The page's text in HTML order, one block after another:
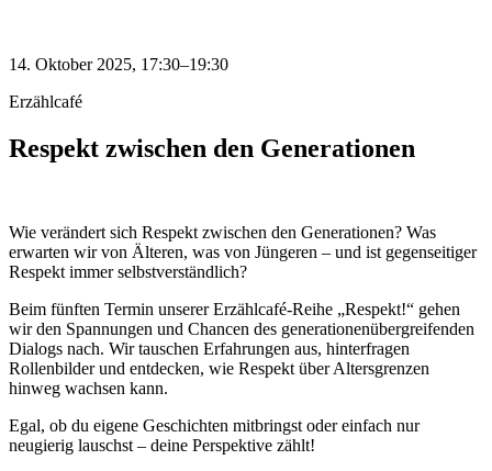
14. Oktober 2025, 17:30–19:30
Erzählcafé
Respekt zwischen den Generationen
Wie verändert sich Respekt zwischen den Generationen? Was
erwarten wir von Älteren, was von Jüngeren – und ist gegenseitiger
Respekt immer selbstverständlich?
Beim fünften Termin unserer Erzählcafé-Reihe „Respekt!“ gehen
wir den Spannungen und Chancen des generationenübergreifenden
Dialogs nach. Wir tauschen Erfahrungen aus, hinterfragen
Rollenbilder und entdecken, wie Respekt über Altersgrenzen
hinweg wachsen kann.
Egal, ob du eigene Geschichten mitbringst oder einfach nur
neugierig lauschst – deine Perspektive zählt!